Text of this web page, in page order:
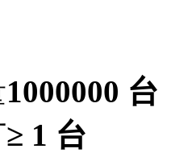
1000000 台
≥ 1 台